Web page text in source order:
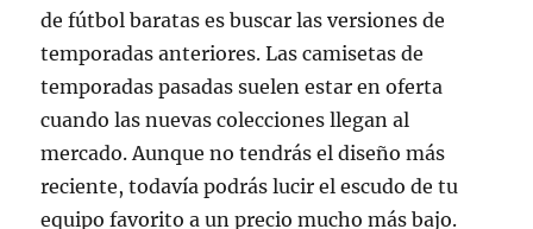
de fútbol baratas es buscar las versiones de
temporadas anteriores. Las camisetas de
temporadas pasadas suelen estar en oferta
cuando las nuevas colecciones llegan al
mercado. Aunque no tendrás el diseño más
reciente, todavía podrás lucir el escudo de tu
equipo favorito a un precio mucho más bajo.